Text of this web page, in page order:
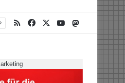
RSS Facebook YouTubeMastodon